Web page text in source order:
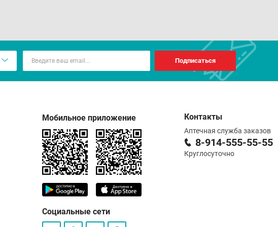
Подписаться
Мобильное приложение
Социальные сети
Контакты
Аптечная служба заказов
8-914-555-55-55
Круглосуточно